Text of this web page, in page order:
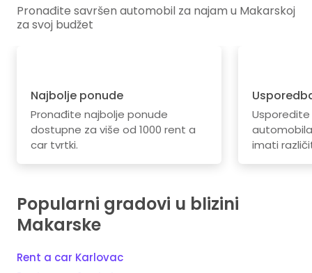
Pronađite savršen automobil za najam u Makarskoj
za svoj budžet
Najbolje ponude
Pronađite najbolje ponude
dostupne za više od 1000 rent a
car tvrtki.
imati
Popularni gradovi u blizini
Makarske
Rent a car Karlovac